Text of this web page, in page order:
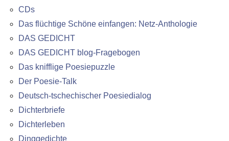
CDs
Das flüchtige Schöne einfangen: Netz-Anthologie
DAS GEDICHT
DAS GEDICHT blog-Fragebogen
Das knifflige Poesiepuzzle
Der Poesie-Talk
Deutsch-tschechischer Poesiedialog
Dichterbriefe
Dichterleben
Dinggedichte